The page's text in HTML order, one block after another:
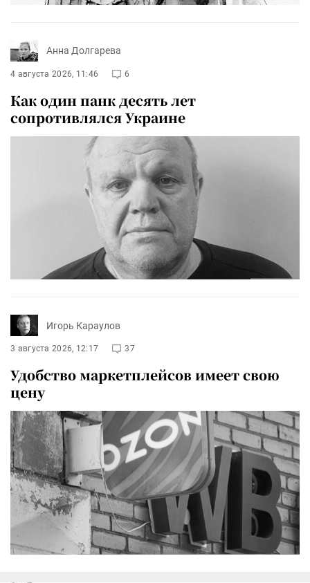
Анна Долгарева
4 августа 2026, 11:46 6
Как один панк десять лет
сопротивлялся Украине
Игорь Караулов
3 августа 2026, 12:17 37
Удобство маркетплейсов имеет свою
цену